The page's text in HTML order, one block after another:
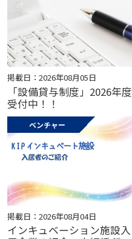
掲載日：2026年08月05日
「設備貸与制度」2026年度
受付中！！
ベンチャー
掲載日：2026年08月04日
インキュベーション施設入